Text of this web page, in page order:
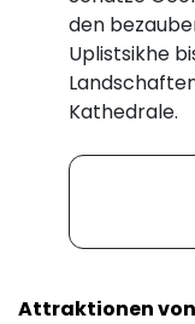
den
Uplistsikhe
Kathedrale.
Attraktionen